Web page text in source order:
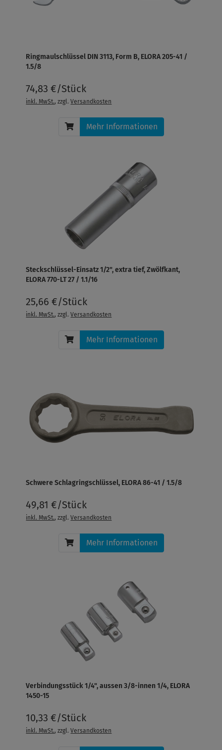
Ringmaulschlüssel DIN 3113, Form B, ELORA 205-41 /
1.5/8
74,83 €/Stück
inkl. MwSt., zzgl.Versandkosten
Mehr Informationen
Steckschlüssel-Einsatz 1/2", extra tief, Zwölfkant,
ELORA 770-LT 27 / 1.1/16
25,66 €/Stück
inkl. MwSt., zzgl.Versandkosten
Mehr Informationen
Schwere Schlagringschlüssel, ELORA 86-41 / 1.5/8
49,81 €/Stück
inkl. MwSt., zzgl.Versandkosten
Mehr Informationen
Verbindungsstück 1/4", aussen 3/8-innen 1/4, ELORA
1450-15
10,33 €/Stück
inkl. MwSt., zzgl.Versandkosten